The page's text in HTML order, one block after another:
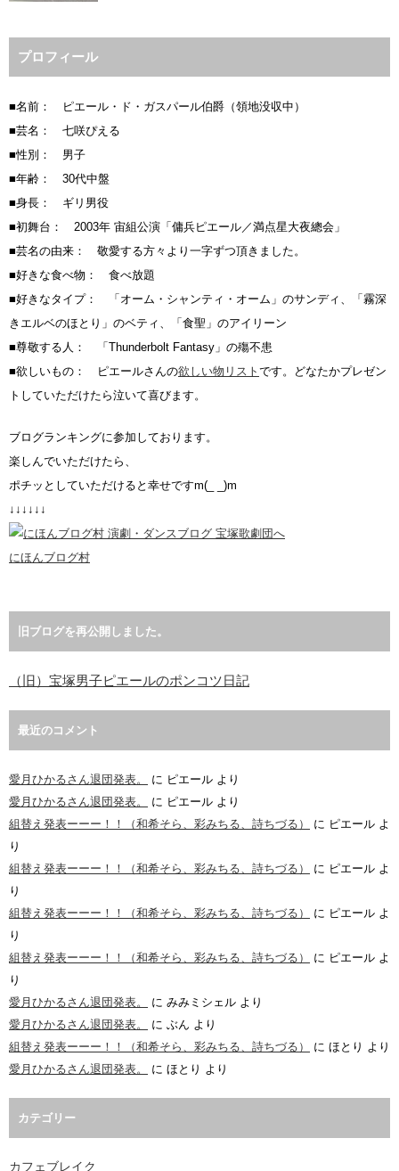
プロフィール
■名前： ピエール・ド・ガスパール伯爵（領地没収中）
■芸名： 七咲ぴえる
■性別： 男子
■年齢： 30代中盤
■身長： ギリ男役
■初舞台： 2003年 宙組公演「傭兵ピエール／満点星大夜總会」
■芸名の由来： 敬愛する方々より一字ずつ頂きました。
■好きな食べ物： 食べ放題
■好きなタイプ： 「オーム・シャンティ・オーム」のサンディ、「霧深
きエルベのほとり」のベティ、「食聖」のアイリーン
■尊敬する人： 「Thunderbolt Fantasy」の殤不患
■欲しいもの： ピエールさんの欲しい物リスト です。どなたかプレゼン
トしていただけたら泣いて喜びます。
ブログランキングに参加しております。
楽しんでいただけたら、
ポチッとしていただけると幸せですm(_ _)m
↓↓↓↓↓↓
にほんブログ村
旧ブログを再公開しました。
（旧）宝塚男子ピエールのポンコツ日記
最近のコメント
愛月ひかるさん退団発表。 に ピエール より
愛月ひかるさん退団発表。
に ピエール より
組替え発表ーーー！！（和希そら、彩みちる、詩ちづる）
に ピエール よ
り
組替え発表ーーー！！（和希そら、彩みちる、詩ちづる）
に ピエール よ
り
組替え発表ーーー！！（和希そら、彩みちる、詩ちづる）
に ピエール よ
り
組替え発表ーーー！！（和希そら、彩みちる、詩ちづる）
に ピエール よ
り
愛月ひかるさん退団発表。
に みみミシェル より
愛月ひかるさん退団発表。
に ぶん より
組替え発表ーーー！！（和希そら、彩みちる、詩ちづる）
に ほとり より
愛月ひかるさん退団発表。
に ほとり より
カテゴリー
カフェブレイク